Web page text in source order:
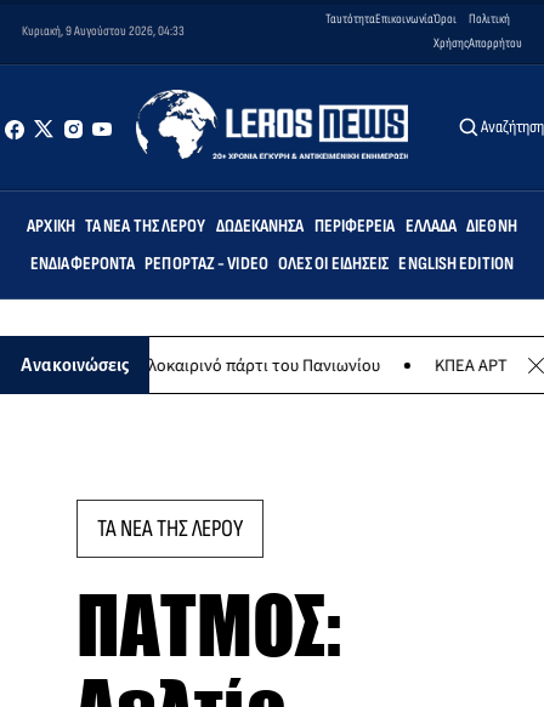
Κυριακή, 9 Αυγούστου 2026, 04:33
ΤαυτότηταΕπικοινωνίαΌροι
Χρήσης
Πολιτική
Απορρήτου
Αναζήτηση
ΑΡΧΙΚΉ ΤΑ ΝΈΑ ΤΗΣ ΛΈΡΟΥ ΔΩΔΕΚΆΝΗΣΑ ΠΕΡΙΦΈΡΕΙΑ ΕΛΛΆΔΑ ΔΙΕΘΝΉ
ΕΝΔΙΑΦΈΡΟΝΤΑ ΡΕΠΟΡΤΆΖ - VIDEO ΌΛΕΣ ΟΙ ΕΙΔΉΣΕΙΣ ENGLISH EDITION
Ανακοινώσεις
το καλοκαιρινό πάρτι του Πανιωνίου ΚΠΕΑ ΑΡΤΕΜΙΣ: Το
ΤΑ ΝΕΑ ΤΗΣ ΛΕΡΟΥ
ΠΑΤΜΟΣ: